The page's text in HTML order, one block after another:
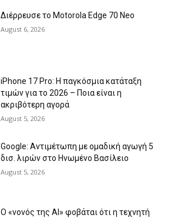
Διέρρευσε το Motorola Edge 70 Neo
August 6, 2026
iPhone 17 Pro: Η παγκόσμια κατάταξη
τιμών για το 2026 – Ποια είναι η
ακριβότερη αγορά
August 5, 2026
Google: Αντιμέτωπη με ομαδική αγωγή 5
δισ. λιρών στο Ηνωμένο Βασίλειο
August 5, 2026
Ο «νονός της AI» φοβάται ότι η τεχνητή